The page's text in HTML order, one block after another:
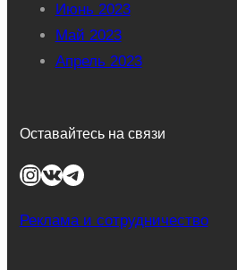
Июнь 2023
Май 2023
Апрель 2023
Оставайтесь на связи
InstagramВКонтакте Telegram
Реклама и сотрудничество